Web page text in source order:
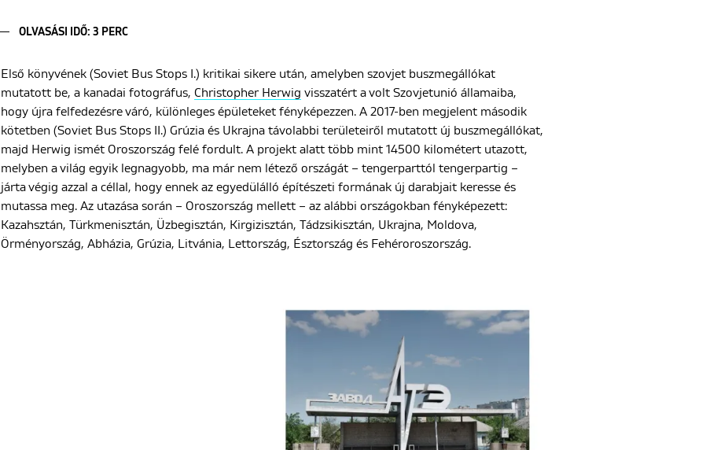
OLVASÁSI IDŐ: 3 PERC
Első könyvének (Soviet Bus Stops I.) kritikai sikere után, amelyben szovjet buszmegállókat
mutatott be, a kanadai fotográfus, Christopher Herwig visszatért a volt Szovjetunió államaiba,
hogy újra felfedezésre váró, különleges épületeket fényképezzen. A 2017-ben megjelent második
kötetben (Soviet Bus Stops II.) Grúzia és Ukrajna távolabbi területeiről mutatott új buszmegállókat,
majd Herwig ismét Oroszország felé fordult. A projekt alatt több mint 14500 kilométert utazott,
melyben a világ egyik legnagyobb, ma már nem létező országát – tengerparttól tengerpartig –
járta végig azzal a céllal, hogy ennek az egyedülálló építészeti formának új darabjait keresse és
mutassa meg. Az utazása során – Oroszország mellett – az alábbi országokban fényképezett:
Kazahsztán, Türkmenisztán, Üzbegisztán, Kirgizisztán, Tádzsikisztán, Ukrajna, Moldova,
Örményország, Abházia, Grúzia, Litvánia, Lettország, Észtország és Fehéroroszország.